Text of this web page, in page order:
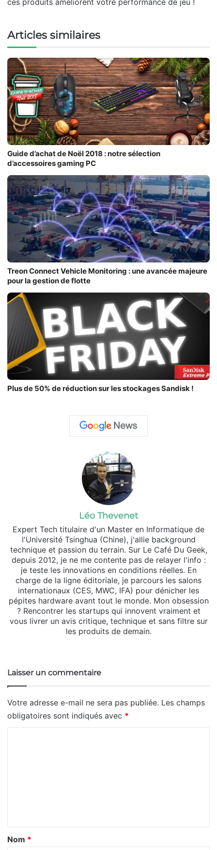
Articles similaires
Guide d’achat de Noël 2018 : notre sélection
d’accessoires gaming PC
Treon Connect Vehicle Monitoring : une avancée majeure
pour la gestion de flotte
Plus de 50% de réduction sur les stockages Sandisk !
Léo Thevenet
Expert Tech titulaire d'un Master en Informatique de
l'Université Tsinghua (Chine), j'allie background
technique et passion du terrain. Sur Le Café Du Geek,
depuis 2012, je ne me contente pas de relayer l'info :
je teste les innovations en conditions réelles. En
charge de la ligne éditoriale, je parcours les salons
internationaux (CES, MWC, IFA) pour dénicher les
pépites hardware avant tout le monde. Mon obsession
? Rencontrer les startups qui innovent vraiment et
vous livrer un avis critique, technique et sans filtre sur
les produits de demain.
Laisser un commentaire
Votre adresse e-mail ne sera pas publiée. Les champs
obligatoires sont indiqués avec *
a
Nom *